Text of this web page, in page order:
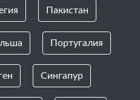
Пакистан
Португалия
Сингапур